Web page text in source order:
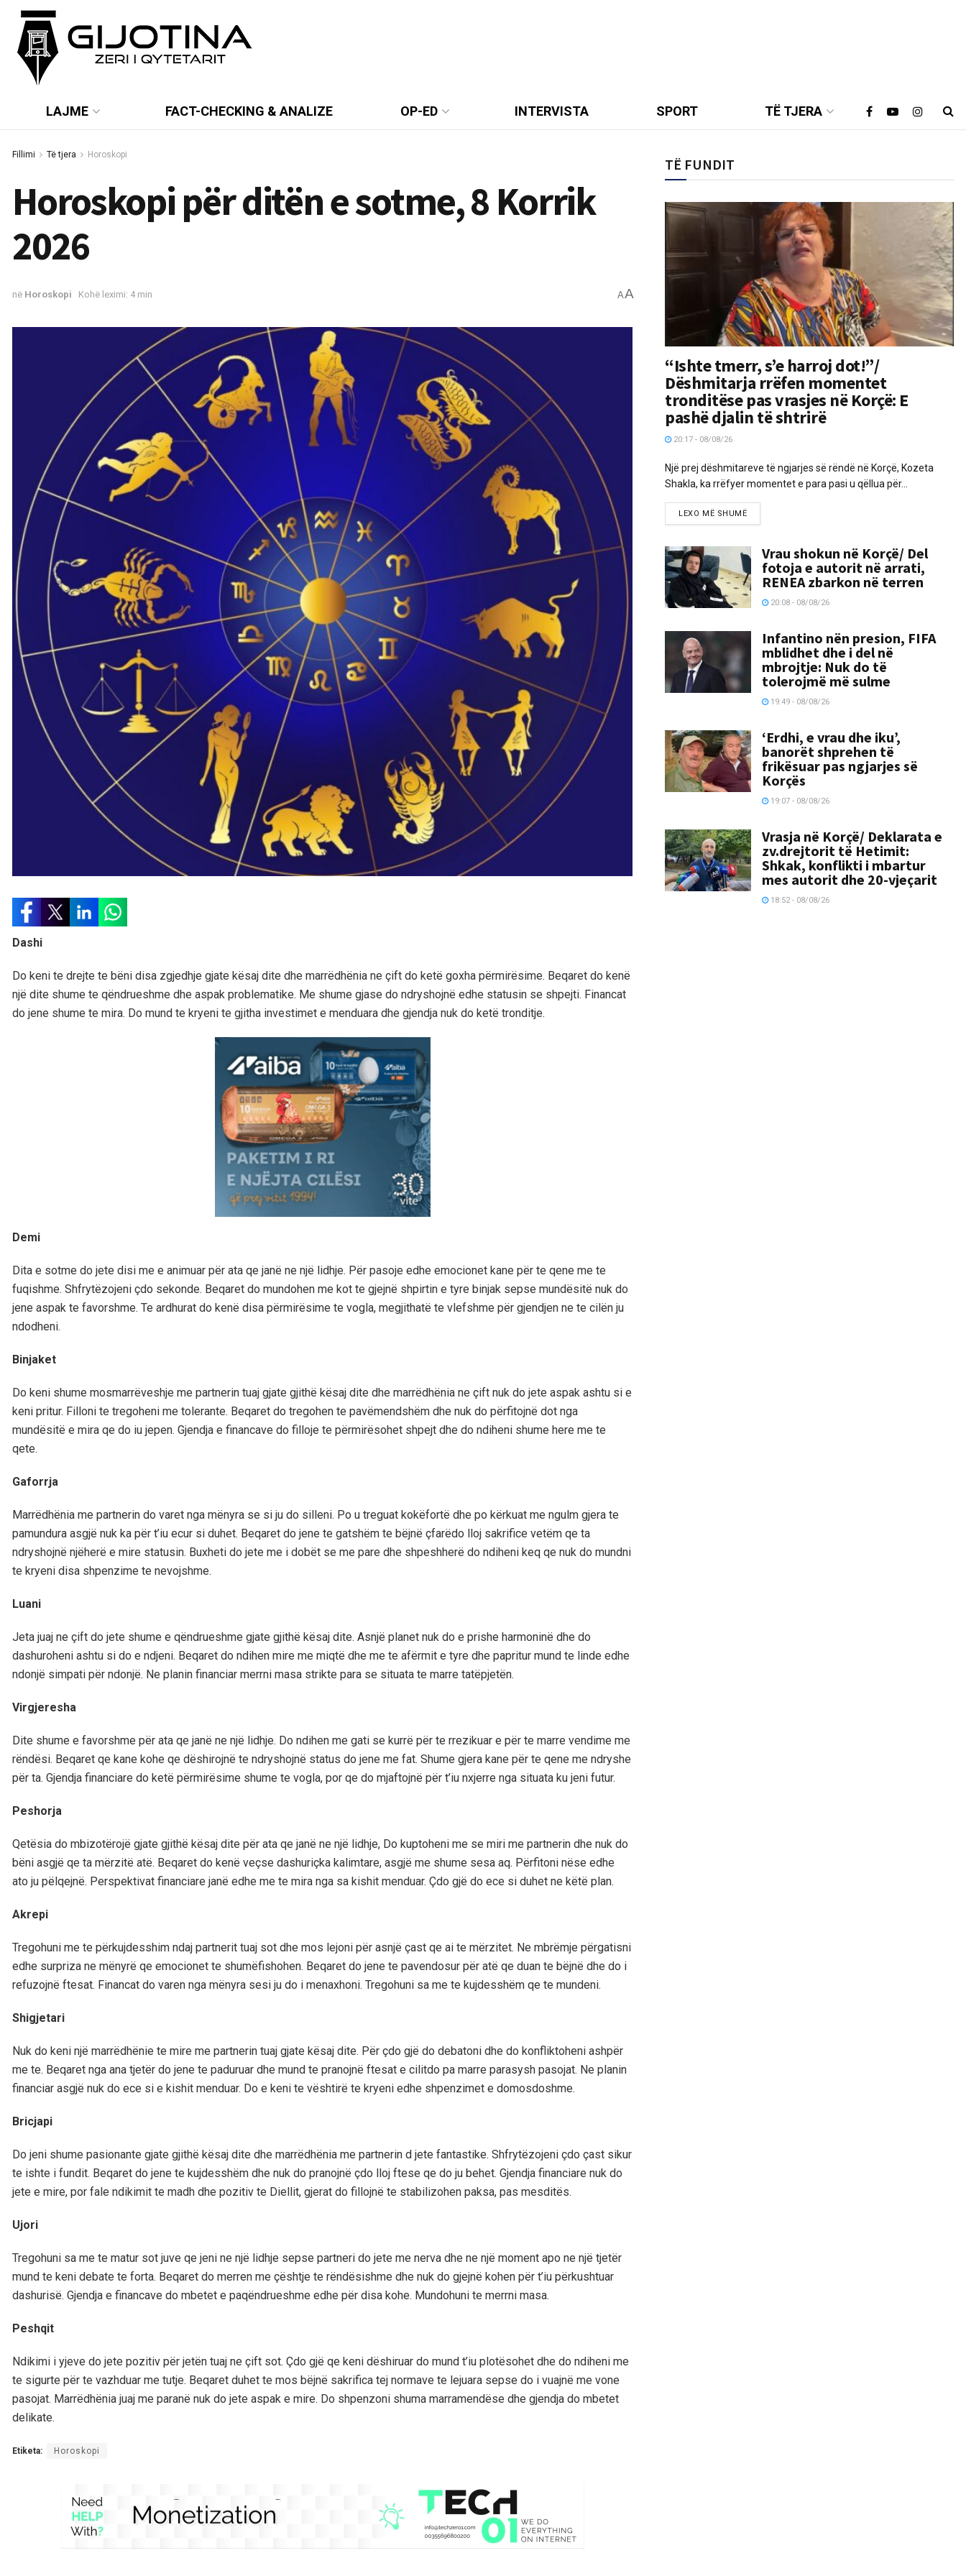
LAJME FACT-CHECKING & ANALIZE OP-ED INTERVISTA SPORT TË TJERA
Fillimi Të tjera Horoskopi
Horoskopi për ditën e sotme, 8 Korrik
2026
në Horoskopi Kohë leximi: 4 min AA
Dashi
Do keni te drejte te bëni disa zgjedhje gjate kësaj dite dhe marrëdhënia ne çift do ketë goxha përmirësime. Beqaret do kenë
një dite shume te qëndrueshme dhe aspak problematike. Me shume gjase do ndryshojnë edhe statusin se shpejti. Financat
do jene shume te mira. Do mund te kryeni te gjitha investimet e menduara dhe gjendja nuk do ketë tronditje.
Demi
Dita e sotme do jete disi me e animuar për ata qe janë ne një lidhje. Për pasoje edhe emocionet kane për te qene me te
fuqishme. Shfrytëzojeni çdo sekonde. Beqaret do mundohen me kot te gjejnë shpirtin e tyre binjak sepse mundësitë nuk do
jene aspak te favorshme. Te ardhurat do kenë disa përmirësime te vogla, megjithatë te vlefshme për gjendjen ne te cilën ju
ndodheni.
Binjaket
Do keni shume mosmarrëveshje me partnerin tuaj gjate gjithë kësaj dite dhe marrëdhënia ne çift nuk do jete aspak ashtu si e
keni pritur. Filloni te tregoheni me tolerante. Beqaret do tregohen te pavëmendshëm dhe nuk do përfitojnë dot nga
mundësitë e mira qe do iu jepen. Gjendja e financave do filloje te përmirësohet shpejt dhe do ndiheni shume here me te
qete.
Gaforrja
Marrëdhënia me partnerin do varet nga mënyra se si ju do silleni. Po u treguat kokëfortë dhe po kërkuat me ngulm gjera te
pamundura asgjë nuk ka për t’iu ecur si duhet. Beqaret do jene te gatshëm te bëjnë çfarëdo lloj sakrifice vetëm qe ta
ndryshojnë njëherë e mire statusin. Buxheti do jete me i dobët se me pare dhe shpeshherë do ndiheni keq qe nuk do mundni
te kryeni disa shpenzime te nevojshme.
Luani
Jeta juaj ne çift do jete shume e qëndrueshme gjate gjithë kësaj dite. Asnjë planet nuk do e prishe harmoninë dhe do
dashuroheni ashtu si do e ndjeni. Beqaret do ndihen mire me miqtë dhe me te afërmit e tyre dhe papritur mund te linde edhe
ndonjë simpati për ndonjë. Ne planin financiar merrni masa strikte para se situata te marre tatëpjetën.
Virgjeresha
Dite shume e favorshme për ata qe janë ne një lidhje. Do ndihen me gati se kurrë për te rrezikuar e për te marre vendime me
rëndësi. Beqaret qe kane kohe qe dëshirojnë te ndryshojnë status do jene me fat. Shume gjera kane për te qene me ndryshe
për ta. Gjendja financiare do ketë përmirësime shume te vogla, por qe do mjaftojnë për t’iu nxjerre nga situata ku jeni futur.
Peshorja
Qetësia do mbizotërojë gjate gjithë kësaj dite për ata qe janë ne një lidhje, Do kuptoheni me se miri me partnerin dhe nuk do
bëni asgjë qe ta mërzitë atë. Beqaret do kenë veçse dashuriçka kalimtare, asgjë me shume sesa aq. Përfitoni nëse edhe
ato ju pëlqejnë. Perspektivat financiare janë edhe me te mira nga sa kishit menduar. Çdo gjë do ece si duhet ne këtë plan.
Akrepi
Tregohuni me te përkujdesshim ndaj partnerit tuaj sot dhe mos lejoni për asnjë çast qe ai te mërzitet. Ne mbrëmje përgatisni
edhe surpriza ne mënyrë qe emocionet te shumëfishohen. Beqaret do jene te pavendosur për atë qe duan te bëjnë dhe do i
refuzojnë ftesat. Financat do varen nga mënyra sesi ju do i menaxhoni. Tregohuni sa me te kujdesshëm qe te mundeni.
Shigjetari
Nuk do keni një marrëdhënie te mire me partnerin tuaj gjate kësaj dite. Për çdo gjë do debatoni dhe do konfliktoheni ashpër
me te. Beqaret nga ana tjetër do jene te paduruar dhe mund te pranojnë ftesat e cilitdo pa marre parasysh pasojat. Ne planin
financiar asgjë nuk do ece si e kishit menduar. Do e keni te vështirë te kryeni edhe shpenzimet e domosdoshme.
Bricjapi
Do jeni shume pasionante gjate gjithë kësaj dite dhe marrëdhënia me partnerin d jete fantastike. Shfrytëzojeni çdo çast sikur
te ishte i fundit. Beqaret do jene te kujdesshëm dhe nuk do pranojnë çdo lloj ftese qe do ju behet. Gjendja financiare nuk do
jete e mire, por fale ndikimit te madh dhe pozitiv te Diellit, gjerat do fillojnë te stabilizohen paksa, pas mesditës.
Ujori
Tregohuni sa me te matur sot juve qe jeni ne një lidhje sepse partneri do jete me nerva dhe ne një moment apo ne një tjetër
mund te keni debate te forta. Beqaret do merren me çështje te rëndësishme dhe nuk do gjejnë kohen për t’iu përkushtuar
dashurisë. Gjendja e financave do mbetet e paqëndrueshme edhe për disa kohe. Mundohuni te merrni masa.
Peshqit
Ndikimi i yjeve do jete pozitiv për jetën tuaj ne çift sot. Çdo gjë qe keni dëshiruar do mund t’iu plotësohet dhe do ndiheni me
te sigurte për te vazhduar me tutje. Beqaret duhet te mos bëjnë sakrifica tej normave te lejuara sepse do i vuajnë me vone
pasojat. Marrëdhënia juaj me paranë nuk do jete aspak e mire. Do shpenzoni shuma marramendëse dhe gjendja do mbetet
delikate.
Etiketa: Horoskopi
TË FUNDIT
“Ishte tmerr, s’e harroj dot!”/
Dëshmitarja rrëfen momentet
tronditëse pas vrasjes në Korçë: E
pashë djalin të shtrirë
20:17 - 08/08/26
Një prej dëshmitareve të ngjarjes së rëndë në Korçë, Kozeta
Shakla, ka rrëfyer momentet e para pasi u qëllua për...
LEXO MË SHUMË
Vrau shokun në Korçë/ Del
fotoja e autorit në arrati,
RENEA zbarkon në terren
20:08 - 08/08/26
Infantino nën presion, FIFA
mblidhet dhe i del në
mbrojtje: Nuk do të
tolerojmë më sulme
19:49 - 08/08/26
‘Erdhi, e vrau dhe iku’,
banorët shprehen të
frikësuar pas ngjarjes së
Korçës
19:07 - 08/08/26
Vrasja në Korçë/ Deklarata e
zv.drejtorit të Hetimit:
Shkak, konflikti i mbartur
mes autorit dhe 20-vjeçarit
18:52 - 08/08/26